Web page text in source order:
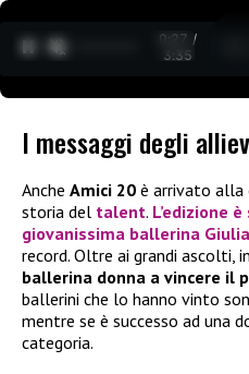
0:27 /
3:35
I messaggi degli
Anche Amici 20 è arrivato alla
storia del talent. L’edizione
giovanissima ballerina
record. Oltre ai grandi ascolti,
ballerina donna a vincere il
ballerini che lo hanno vinto
mentre se è successo ad una
categoria.